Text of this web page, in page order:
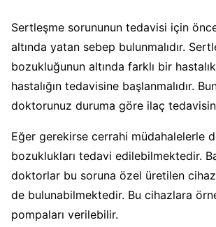
Sertleşme sorununun tedavisi için
altında yatan sebep bulunmalıdır.
bozukluğunun altında farklı bir
hastalığın tedavisine başlanmalıdır.
doktorunuz duruma göre ilaç
Eğer gerekirse cerrahi müdahalelerle
bozuklukları tedavi edilebilmektedir.
doktorlar bu soruna özel üretilen
de bulunabilmektedir. Bu cihazlara
pompaları verilebilir.